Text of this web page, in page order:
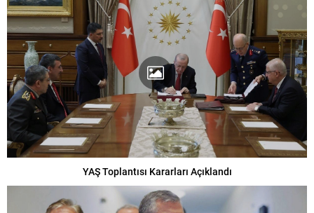
YAŞ Toplantısı Kararları Açıklandı